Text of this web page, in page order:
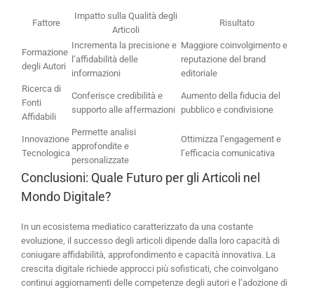
Fattore
Impatto sulla Qualità degli
Articoli
Risultato
Formazione
degli Autori
Incrementa la precisione e
l’affidabilità delle
informazioni
Maggiore coinvolgimento e
reputazione del brand
editoriale
Ricerca di
Fonti
Affidabili
Conferisce credibilità e
supporto alle affermazioni
Aumento della fiducia del
pubblico e condivisione
Innovazione
Tecnologica
Permette analisi
approfondite e
personalizzate
Ottimizza l’engagement e
l’efficacia comunicativa
Conclusioni: Quale Futuro per gli Articoli nel
Mondo Digitale?
In un ecosistema mediatico caratterizzato da una costante
evoluzione, il successo degli articoli dipende dalla loro capacità di
coniugare affidabilità, approfondimento e capacità innovativa. La
crescita digitale richiede approcci più sofisticati, che coinvolgano
continui aggiornamenti delle competenze degli autori e l’adozione di